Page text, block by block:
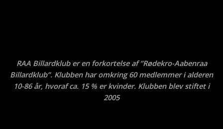
RAA Billardklub er en forkortelse af ”Rødekro-Aabenraa
Billardklub”. Klubben har omkring 60 medlemmer i alderen
10-86 år, hvoraf ca. 15 % er kvinder. Klubben blev stiftet i
2005